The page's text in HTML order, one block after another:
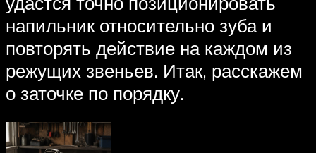
напильник относительно зуба и
повторять действие на каждом из
режущих звеньев. Итак, расскажем
о заточке по порядку.